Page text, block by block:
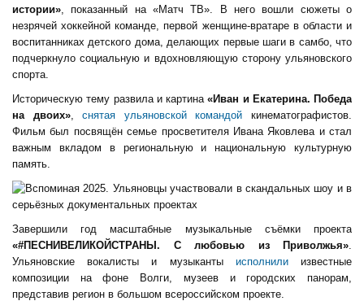
истории» , показанный на «Матч ТВ». В него вошли сюжеты о
незрячей хоккейной команде, первой женщине-вратаре в области и
воспитанниках детского дома, делающих первые шаги в самбо, что
подчеркнуло социальную и вдохновляющую сторону ульяновского
спорта.
Историческую тему развила и картина«Иван и Екатерина. Победа
на двоих»,снятая ульяновской командой кинематографистов.
Фильм был посвящён семье просветителя Ивана Яковлева и стал
важным вкладом в региональную и национальную культурную
память.
Завершили год масштабные музыкальные съёмки проекта
«#ПЕСНИВЕЛИКОЙСТРАНЫ. С любовью из Приволжья»
Ульяновские вокалисты и музыканты исполнилиизвестные
композиции на фоне Волги, музеев и городских панорам,
представив регион в большом всероссийском проекте.